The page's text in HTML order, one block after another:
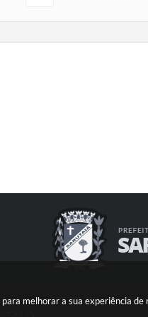
melhorar a sua experiência